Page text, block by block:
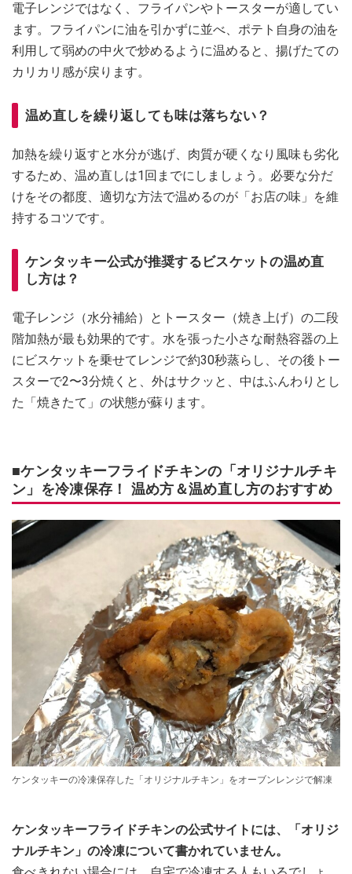
電子レンジではなく、フライパンやトースターが適してい
ます。フライパンに油を引かずに並べ、ポテト自身の油を
利用して弱めの中火で炒めるように温めると、揚げたての
カリカリ感が戻ります。
温め直しを繰り返しても味は落ちない？
加熱を繰り返すと水分が逃げ、肉質が硬くなり風味も劣化
するため、温め直しは1回までにしましょう。必要な分だ
けをその都度、適切な方法で温めるのが「お店の味」を維
持するコツです。
ケンタッキー公式が推奨するビスケットの温め直
し方は？
電子レンジ（水分補給）とトースター（焼き上げ）の二段
階加熱が最も効果的です。水を張った小さな耐熱容器の上
にビスケットを乗せてレンジで約30秒蒸らし、その後トー
スターで2〜3分焼くと、外はサクッと、中はふんわりとし
た「焼きたて」の状態が蘇ります。
■ケンタッキーフライドチキンの「オリジナルチキ
ン」を冷凍保存！ 温め方＆温め直し方のおすすめ
ケンタッキーの冷凍保存した「オリジナルチキン」をオーブンレンジで解凍
ケンタッキーフライドチキンの公式サイトには、「オリジ
ナルチキン」の冷凍について書かれていません。